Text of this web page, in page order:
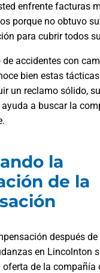
enfrente facturas
porque no obtuvo
para cubrir todos
accidentes con
bien estas
un reclamo sólido,
a buscar la
la
de la
después
en Lincolnton
de la compañía